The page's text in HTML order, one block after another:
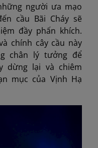
người ưa mạo
cầu Bãi Cháy sẽ
đầy phấn khích.
chính cây cầu này
chân lý tưởng để
dừng lại và chiêm
mục của Vịnh Hạ